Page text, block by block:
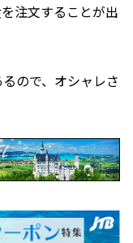
注文することが出
ので、オシャレさ